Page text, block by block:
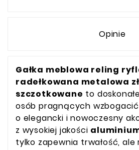
Opinie
Gałka meblowa reling
radełkowana metalowa
szczotkowane to
osób pragnących
o elegancki i nowoczesny
z wysokiej jakości
tylko zapewnia trwałość, ale